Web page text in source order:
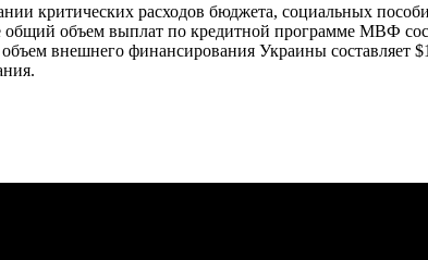
критических расходов бюджета, социальных
объем выплат по кредитной программе МВФ
внешнего финансирования Украины составляет